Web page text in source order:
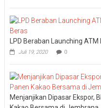
LPD Beraban Launching
Juli 19, 2020 0
Menjanjikan Dipasar Ekspor,